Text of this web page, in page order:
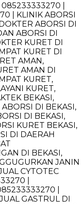
|
| KLINIK ABORSI
ABORSI DI
ABORSI DI
KURET DI
KURET DI
AMAN,
AMAN DI
KURET,
KURET,
BEKASI,
DI BEKASI,
DI BEKASI,
KURET BEKASI,
DI DAERAH
DI BEKASI,
JANIN
CYTOTEC
|
|
GASTRUL DI